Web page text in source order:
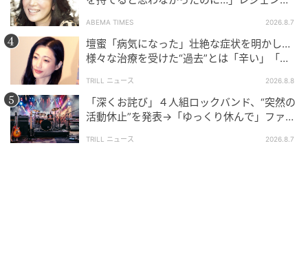
ていくなど、ミステリアスな展開も。そして家族が抱
えていた思いが表面化して心かき乱され、息子の死に
よって止まっていた時間が再び動き出すのです。 繊細
な夫婦関係の機微を演じた綾瀬はるかさんと大悟さん
の演技がすばらしく、＜生前の翔＞と＜ヒューマノイ
ド翔＞を演じた子役の桒木里夢くんも自然体で魅了さ
れますのでお楽しみに。
ABEMA TIMES 2026.8.7
壇蜜「病気になった」壮絶な症状を明かし…
様々な治療を受けた“過去”とは「辛い」「苦
TRILL ニュース 2026.8.8
「深くお詫び」４人組ロックバンド、“突然の
活動休止”を発表→「ゆっくり休んで」ファン
TRILL ニュース 2026.8.7